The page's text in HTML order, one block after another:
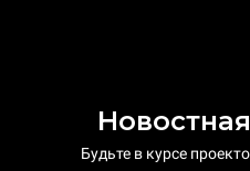
Будьте в курсе